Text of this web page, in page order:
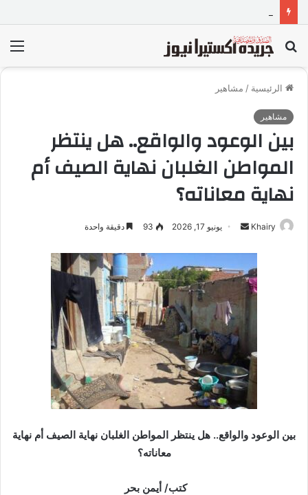
بحث
عن
الرئيسية / مشاهير
مشاهير
بين الوعود والواقع.. هل ينتظر
المواطن الغلبان نهاية الصيف أم
نهاية معاناته؟
Khairy
ل
ي
د
إ
ل
ك
ر
يونيو 17, 2026 93 دقيقة واحدة
بين الوعود والواقع.. هل ينتظر المواطن الغلبان نهاية الصيف أم نهاية
معاناته؟
كتب/ أيمن بحر